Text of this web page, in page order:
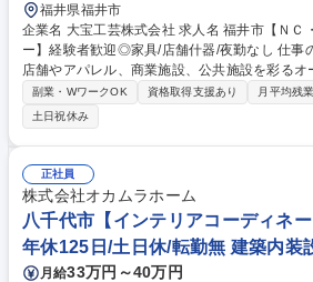
福井県福井市
企業名 大宝工芸株式会社 求人名 福井市【ＮＣ・マシニングオペレータ
ー】経験者歓迎◎家具/店舗什器/夜勤なし 仕事の内容 全国の有名ブランド
店舗やアパレル、商業施設、公共施設を彩る
器の製造における、3次元複合NCルーター（木
の専属オペレーション業務です。 2D-CAD（JW-CAD等）の図面データか
ら必要な数値を抽出し、woodWOP等のソフト
グラムを作成します。特殊で複雑な形状が多
夫・開発し、時には組立仕上げまで一貫して
がねミュージアム、グランディア芳泉 料亭こと
ブアー(大丸東京店など）、セサミストリート
など）他 募集職種 福井市【ＮＣ・マシニングオペレーター】経験者歓迎
◎家具/店舗什器/夜勤なし
副業・WワークOK 資格取得支援あり 月平均残
土日祝休み
正社員
株式会社オカムラホーム
八千代市【インテリアコーディネー
年休125日/土日休/転勤無 建築内装
月給33万円～40万円